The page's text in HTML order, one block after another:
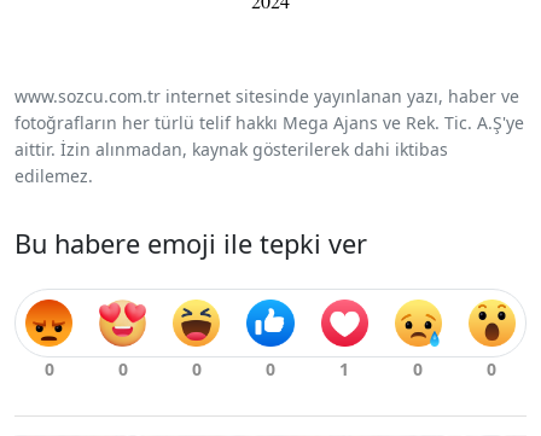
www.sozcu.com.tr internet sitesinde yayınlanan yazı, haber ve
fotoğrafların her türlü telif hakkı Mega Ajans ve Rek. Tic. A.Ş'ye
aittir. İzin alınmadan, kaynak gösterilerek dahi iktibas
edilemez.
Bu habere emoji ile tepki ver